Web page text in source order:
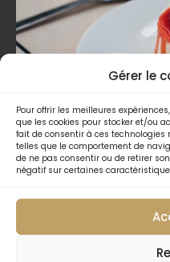
Gérer le
Pour offrir les meilleures
que les cookies pour stocker et/ou
fait de consentir à ces
telles que le comportement de
de ne pas consentir ou de retirer
négatif sur certaines